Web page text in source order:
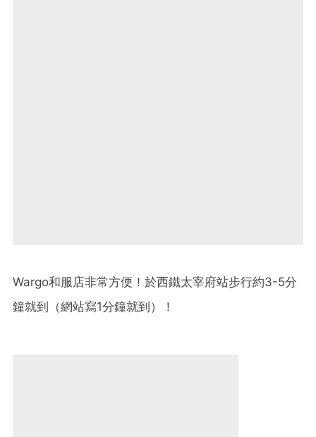
Wargo和服店非常方便！於西鐵太宰府站步行約3-5分
鐘就到（網站寫1分鐘就到）！